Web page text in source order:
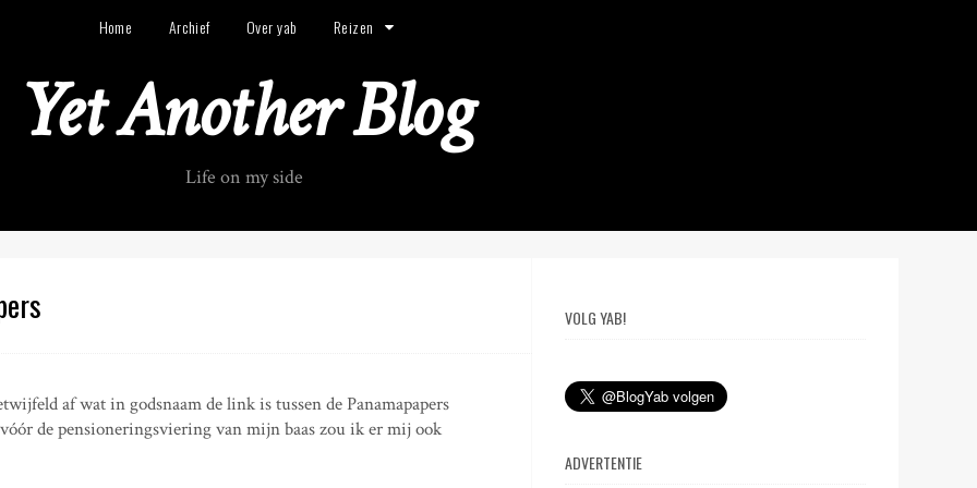
Home Archief Over yab Reizen
Yet Another Blog
Life on my side
af wat in godsnaam de link is tussen de Panamapapers
de pensioneringsviering van mijn baas zou ik er mij ook
VOLG YAB!
ADVERTENTIE